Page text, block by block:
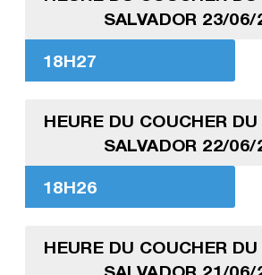
SALVADOR 23/06/
18H27
HEURE DU COUCHER
SALVADOR 22/06/
18H26
HEURE DU COUCHER